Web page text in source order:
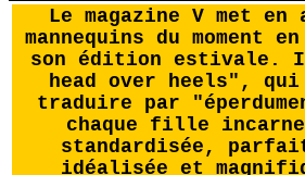
Le magazine V met en
mannequins du moment
son édition
head over heels",
traduire par
chaque fille
standardisée,
idéalisée et